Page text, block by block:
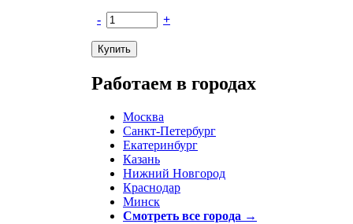
- +
Работаем в городах
Москва
Санкт-Петербург
Екатеринбург
Казань
Нижний Новгород
Краснодар
Минск
Смотреть все города →